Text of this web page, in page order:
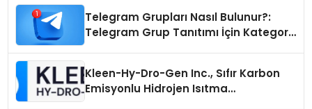
Telegram Grupları Nasıl Bulunur?:
Telegram Grup Tanıtımı İçin Kategori
Kleen-Hy-Dro-Gen Inc., Sıfır Karbon
Emisyonlu Hidrojen Isıtma